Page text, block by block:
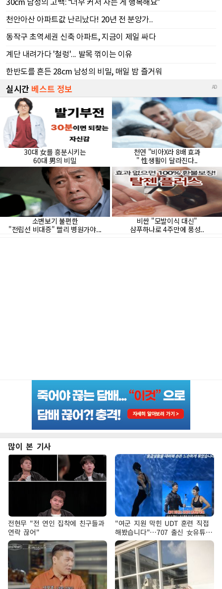
많이 본 기사
전현무 "전 연인 집착에 친구들과
연락 끊어"
"여군 지원 막힌 UDT 훈련 직접
해봤습니다"…707 출신 女유튜버
'완벽 소화'